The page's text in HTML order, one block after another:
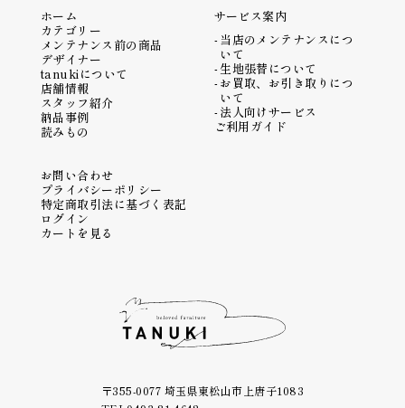
ホーム
カテゴリー
メンテナンス前の商品
デザイナー
tanukiについて
店舗情報
スタッフ紹介
納品事例
読みもの
サービス案内
当店のメンテナンスにつ
いて
生地張替について
お買取、お引き取りにつ
いて
法人向けサービス
ご利用ガイド
お問い合わせ
プライバシーポリシー
特定商取引法に基づく表記
ログイン
カートを見る
〒355-0077 埼玉県東松山市上唐子1083